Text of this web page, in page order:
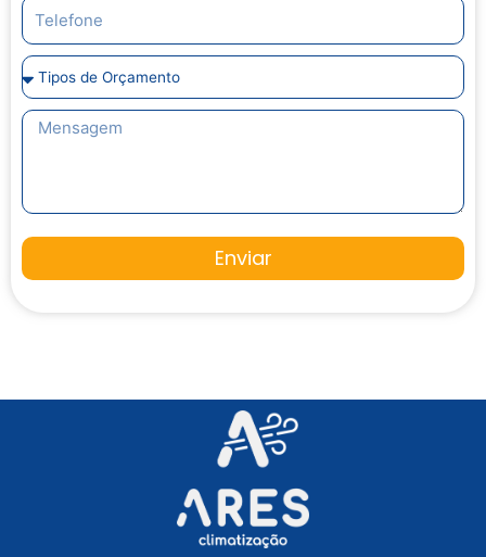
Enviar